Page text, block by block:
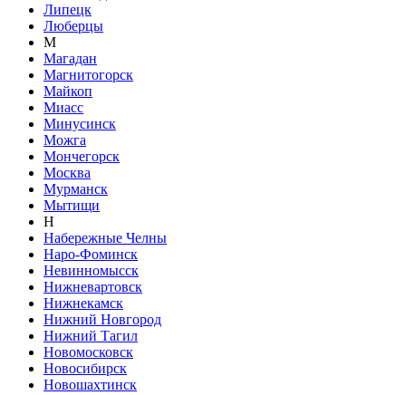
Липецк
Люберцы
М
Магадан
Магнитогорск
Майкоп
Миасс
Минусинск
Можга
Мончегорск
Москва
Мурманск
Мытищи
Н
Набережные Челны
Наро-Фоминск
Невинномысск
Нижневартовск
Нижнекамск
Нижний Новгород
Нижний Тагил
Новомосковск
Новосибирск
Новошахтинск